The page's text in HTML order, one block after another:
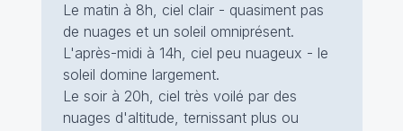
Le matin à 8h, ciel clair - quasiment pas
de nuages et un soleil omniprésent.
L'après-midi à 14h, ciel peu nuageux - le
soleil domine largement.
Le soir à 20h, ciel très voilé par des
nuages d'altitude, ternissant plus ou